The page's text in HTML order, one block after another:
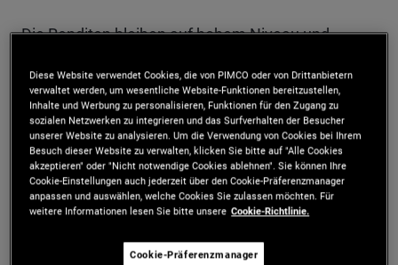
Die Renditen bleiben auf hohem Niveau und
machen Anleihen attraktiver, während die
Volatilität und die wirtschaftliche Unsicherheit aus
unserer Sicht ein erstklassiges Umfeld für eine
aktive Vermögensverwaltung schaffen. In diesem
Beitrag geht Dan Ivascyn, der die Income-
Murata und Josh Anderson managt, auf Fragen
Diese Website verwendet Cookies, die von PIMCO oder von Drittanbietern
verwaltet werden, um wesentliche Website-Funktionen bereitzustellen,
Inhalte und Werbung zu personalisieren, Funktionen für den Zugang zu
sozialen Netzwerken zu integrieren und das Surfverhalten der Besucher
unserer Website zu analysieren. Um die Verwendung von Cookies bei Ihrem
Besuch dieser Website zu verwalten, klicken Sie bitte auf "Alle Cookies
akzeptieren" oder "Nicht notwendige Cookies ablehnen". Sie können Ihre
Cookie-Einstellungen auch jederzeit über den Cookie-Präferenzmanager
anpassen und auswählen, welche Cookies Sie zulassen möchten. Für
weitere Informationen lesen Sie bitte unsere Cookie-Richtlinie.
Cookie-Präferenzmanager